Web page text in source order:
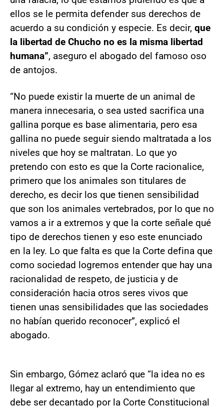
ellos se le permita defender sus derechos de
acuerdo a su condición y especie. Es decir, que
la libertad de Chucho no es la misma libertad
humana”, aseguro el abogado del famoso oso
de antojos.
“No puede existir la muerte de un animal de
manera innecesaria, o sea usted sacrifica una
gallina porque es base alimentaria, pero esa
gallina no puede seguir siendo maltratada a los
niveles que hoy se maltratan. Lo que yo
pretendo con esto es que la Corte racionalice,
primero que los animales son titulares de
derecho, es decir los que tienen sensibilidad
que son los animales vertebrados, por lo que no
vamos a ir a extremos y que la corte señale qué
tipo de derechos tienen y eso este enunciado
en la ley. Lo que falta es que la Corte defina que
como sociedad logremos entender que hay una
racionalidad de respeto, de justicia y de
consideración hacia otros seres vivos que
tienen unas sensibilidades que las sociedades
no habían querido reconocer”, explicó el
abogado.
Sin embargo, Gómez aclaró que “la idea no es
llegar al extremo, hay un entendimiento que
debe ser decantado por la Corte Constitucional